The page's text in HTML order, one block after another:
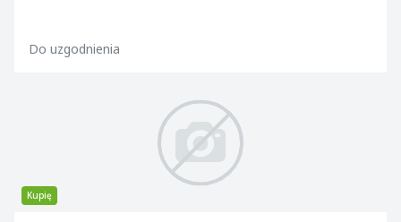
Do uzgodnienia
Kupię